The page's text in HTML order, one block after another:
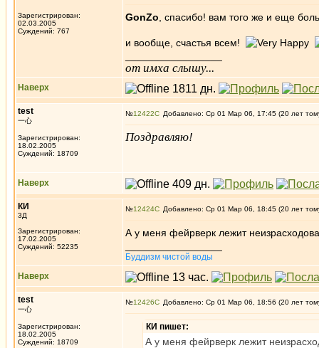
Зарегистрирован:
02.03.2005
Суждений: 767
GonZo , спасибо! вам того же и еще
и вообще, счастья всем!
от имха слышу...
Наверх
test
一心
Зарегистрирован:
18.02.2005
Суждений: 18709
№12422 Добавлено: Ср 01 Мар 06, 17:45 (20 лет
Поздравляю!
Наверх
КИ
3Д
Зарегистрирован:
17.02.2005
Суждений: 52235
№12424 Добавлено: Ср 01 Мар 06, 18:45 (20 лет
А у меня фейрверк лежит
Буддизм чистой воды
Наверх
test
一心
Зарегистрирован:
18.02.2005
Суждений: 18709
№12426 Добавлено: Ср 01 Мар 06, 18:56 (20 лет
КИ пишет:
А у меня фейрверк лежит